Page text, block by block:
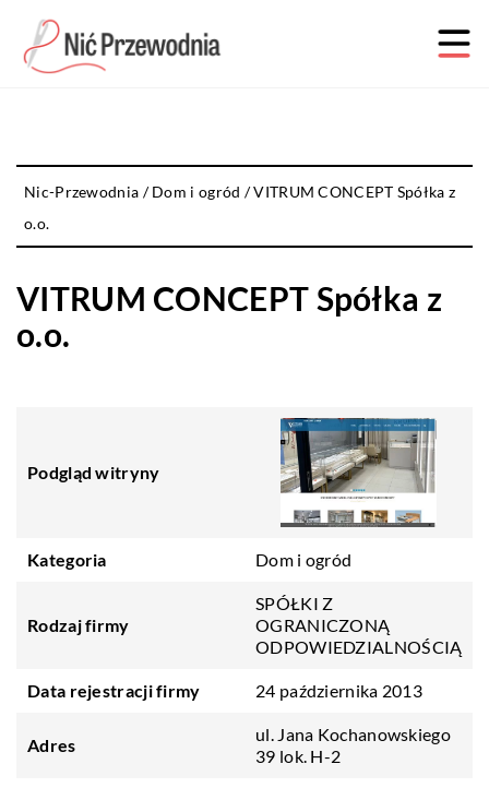
Nic-Przewodnia /Dom i ogród /VITRUM CONCEPT Spółka z
o.o.
VITRUM CONCEPT Spółka z
o.o.
Podgląd witryny
Kategoria Dom i ogród
Rodzaj firmy
SPÓŁKI Z
OGRANICZONĄ
ODPOWIEDZIALNOŚCIĄ
Data rejestracji firmy 24 października 2013
Adres
ul. Jana Kochanowskiego
39 lok. H-2